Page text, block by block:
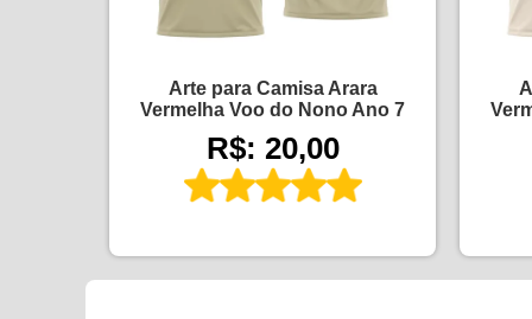
Arte para Camisa Arara
Vermelha Voo do Nono Ano 7
R$: 20,00